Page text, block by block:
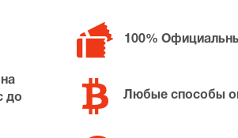
остров, позвоните нам в
100%
до
Любые способы